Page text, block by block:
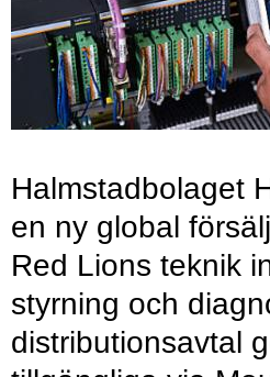
Halmstadbolaget
en ny global
Red Lions teknik
styrning och
distributionsavtal